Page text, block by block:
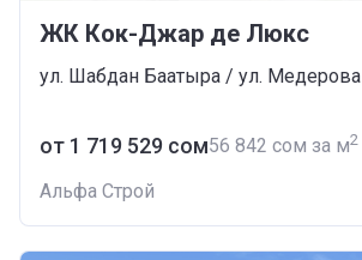
ЖК Кок-Джар де Люкс
ул. Шабдан Баатыра / ул. Медерова
от ‍1 719 529 сом‍56 842 сом за м2
Альфа Строй